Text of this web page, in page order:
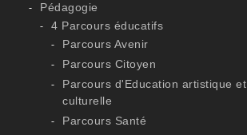
Pédagogie
4 Parcours éducatifs
Parcours Avenir
Parcours Citoyen
Parcours d'Education artistique et
culturelle
Parcours Santé